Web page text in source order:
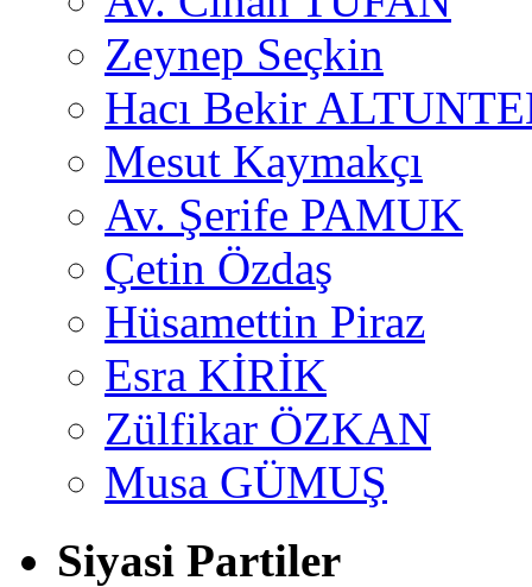
Zeynep Seçkin
Hacı Bekir
Mesut Kaymakçı
Av. Şerife PAMUK
Çetin Özdaş
Hüsamettin Piraz
Esra KİRİK
Zülfikar ÖZKAN
Musa GÜMUŞ
Siyasi Partiler